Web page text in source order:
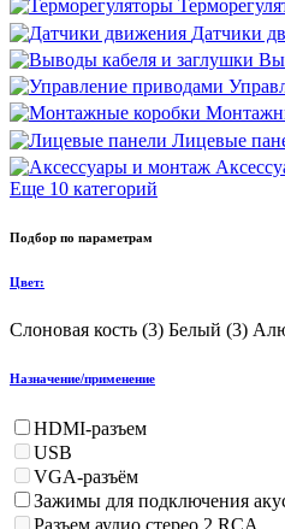
Датчики
Лицевые
Еще 10 категорий
Подбор по параметрам
Цвет:
Слоновая кость (3) Белый (3)
Назначение/применение
HDMI-разъем
USB
VGA-разъём
Зажимы для подключения
Разъем аудио стерео 2 RCA